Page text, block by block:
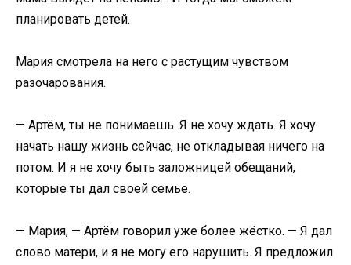
планировать детей.
Мария смотрела на него с растущим чувством
разочарования.
— Артём, ты не понимаешь. Я не хочу ждать. Я хочу
начать нашу жизнь сейчас, не откладывая ничего на
потом. И я не хочу быть заложницей обещаний,
которые ты дал своей семье.
— Мария, — Артём говорил уже более жёстко. — Я дал
слово матери, и я не могу его нарушить. Я предложил